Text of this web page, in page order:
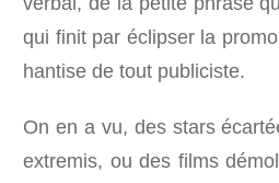
qui finit par éclipser la
hantise de tout publiciste.
On en a vu, des stars
extremis, ou des films